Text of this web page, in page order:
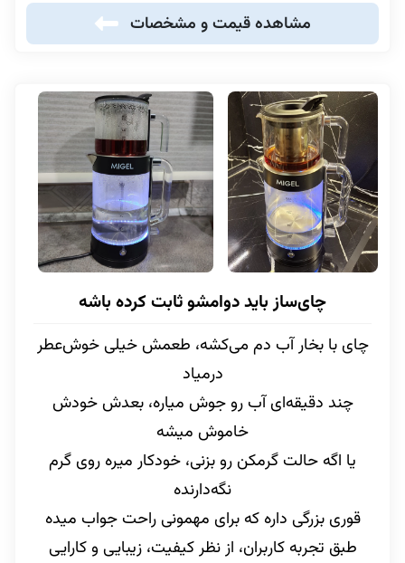
مشاهده قیمت و مشخصات
چای‌ساز باید دوامشو ثابت کرده باشه
چای با بخار آب دم می‌کشه، طعمش خیلی خوش‌عطر
درمیاد
چند دقیقه‌ای آب رو جوش میاره، بعدش خودش
خاموش میشه
یا اگه حالت گرمکن رو بزنی، خودکار میره روی گرم
نگه‌دارنده
قوری بزرگی داره که برای مهمونی راحت جواب میده
طبق تجربه کاربران، از نظر کیفیت، زیبایی و کارایی